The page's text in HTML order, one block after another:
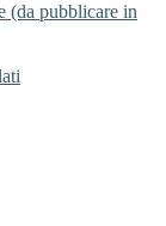
(da pubblicare in